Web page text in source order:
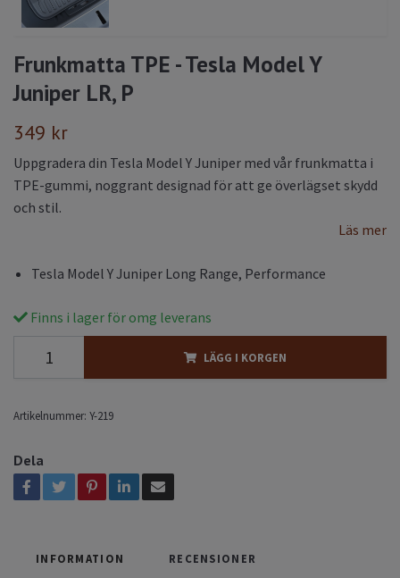
Frunkmatta TPE - Tesla Model Y
Juniper LR, P
349 kr
Uppgradera din Tesla Model Y Juniper med vår frunkmatta i
TPE-gummi, noggrant designad för att ge överlägset skydd
och stil.
Läs mer
Tesla Model Y Juniper Long Range, Performance
Finns i lager för omg leverans
LÄGG I KORGEN
Artikelnummer: Y-219
Dela
INFORMATION RECENSIONER